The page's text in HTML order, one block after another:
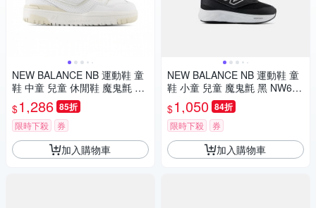
NEW BALANCE NB 運動鞋 童
鞋 中童 兒童 休閒鞋 魔鬼氈 奶
油白 PHB550BK-M楦
$1,286 85折
限時下殺 券
加入購物車
NEW BALANCE NB 運動鞋 童
鞋 小童 兒童 魔鬼氈 黑 NW625
BK-W楦
$1,050 84折
限時下殺 券
加入購物車